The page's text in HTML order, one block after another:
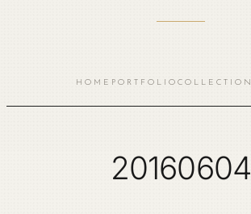
HOME PORTFOLIO COLLECTION
20160604